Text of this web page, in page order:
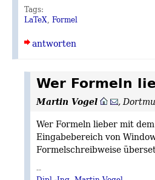
Tags:
LaTeX, Formel
antworten
Wer Formeln
Martin Vogel ,
Wer Formeln lieber mit
Eingabebereich von
Formelschreibweise
--